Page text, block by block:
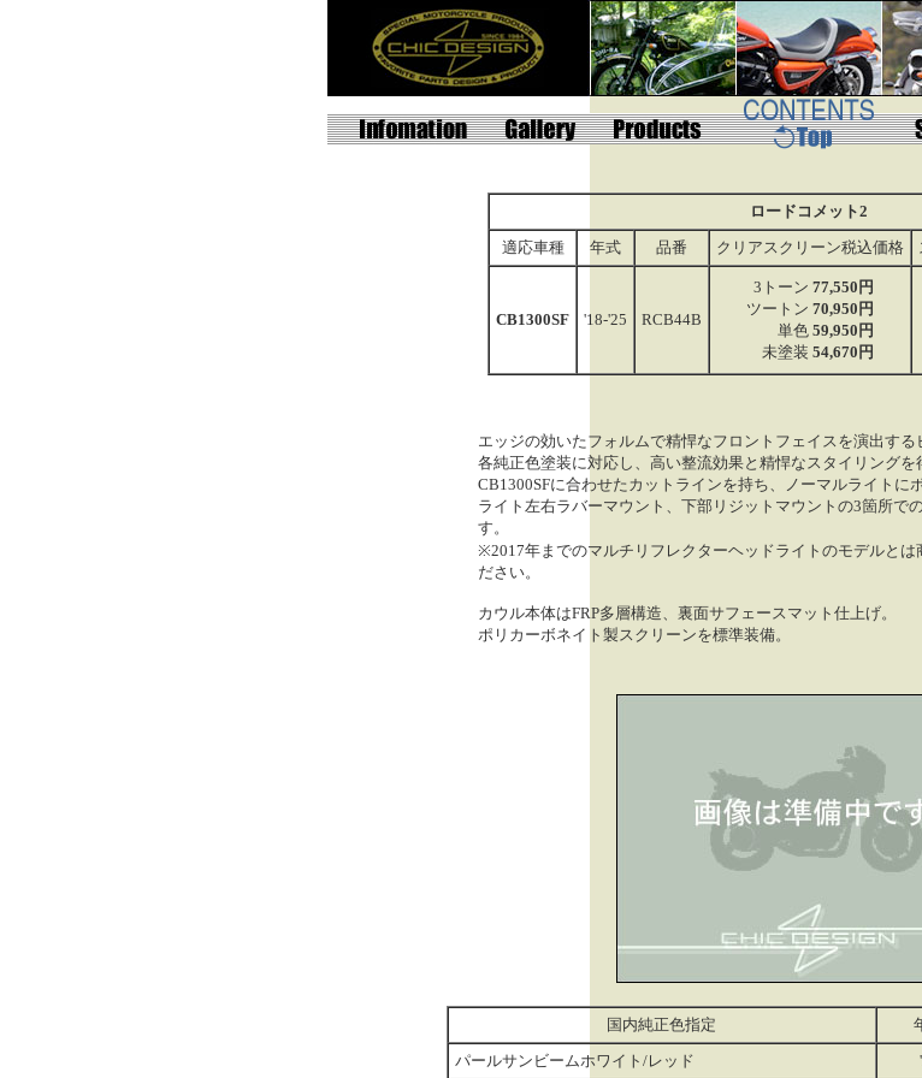
ロードコメット2
適応車種
年式 品番 クリアスクリーン税込価格
CB1300SF '18-'25 RCB44B
3トーン 77,550円
ツートン 70,950円
単色 59,950円
未塗装 54,670円
エッジの効いたフォルムで精悍なフロントフェイスを演出する
各純正色塗装に対応し、高い整流効果と精悍なスタイリングを
CB1300SFに合わせたカットラインを持ち、ノーマルライトに
ライト左右ラバーマウント、下部リジットマウントの3箇所で
す。
※2017年までのマルチリフレクターヘッドライトのモデルとは
ださい。
カウル本体はFRP多層構造、裏面サフェースマット仕上げ。
ポリカーボネイト製スクリーンを標準装備。
国内純正色指定
パールサンビームホワイト/レッド